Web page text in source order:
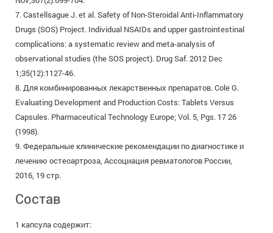
7. Castellsague J. et al. Safety of Non-Steroidal Anti-Inflammatory
Drugs (SOS) Project. Individual NSAIDs and upper gastrointestinal
complications: a systematic review and meta-analysis of
observational studies (the SOS project). Drug Saf. 2012 Dec
1;35(12):1127-46.
8. Для комбинированных лекарственных препаратов. Cole G.
Evaluating Development and Production Costs: Tablets Versus
Capsules. Pharmaceutical Technology Europe; Vol. 5, Pgs. 17 26
(1998).
9. Федеральные клинические рекомендации по диагностике и
лечению остеоартроза, Ассоциация ревматологов России,
2016, 19 стр.
Состав
1 капсула содержит: